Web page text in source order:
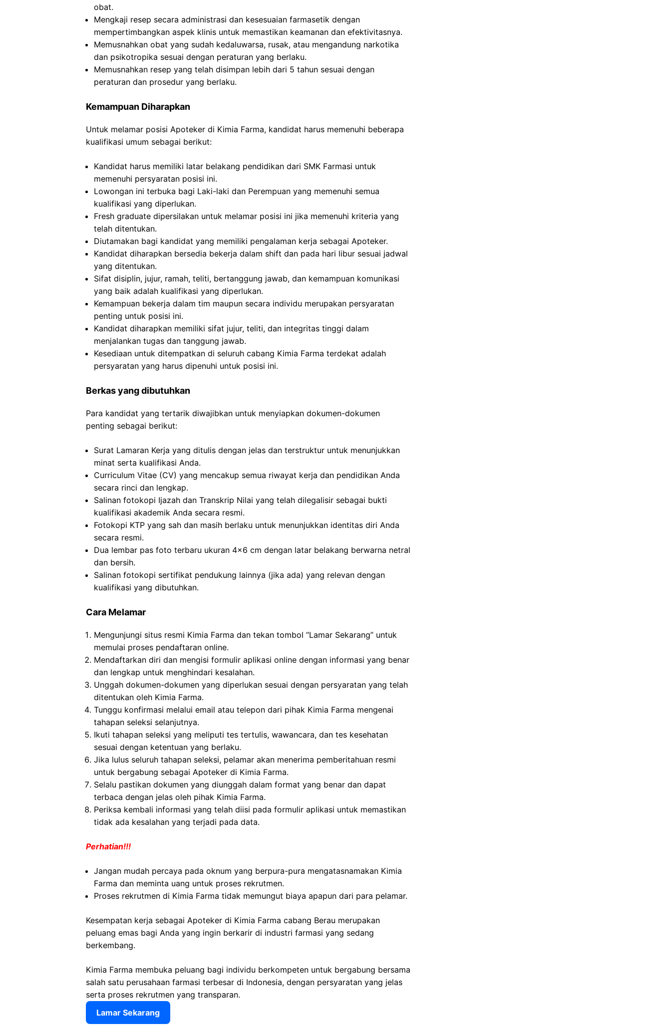
obat.
Mengkaji resep secara administrasi dan kesesuaian farmasetik dengan
mempertimbangkan aspek klinis untuk memastikan keamanan dan efektivitasnya.
Memusnahkan obat yang sudah kedaluwarsa, rusak, atau mengandung narkotika
dan psikotropika sesuai dengan peraturan yang berlaku.
Memusnahkan resep yang telah disimpan lebih dari 5 tahun sesuai dengan
peraturan dan prosedur yang berlaku.
Kemampuan Diharapkan
Untuk melamar posisi Apoteker di Kimia Farma, kandidat harus memenuhi beberapa
kualifikasi umum sebagai berikut:
Kandidat harus memiliki latar belakang pendidikan dari SMK Farmasi untuk
memenuhi persyaratan posisi ini.
Lowongan ini terbuka bagi Laki-laki dan Perempuan yang memenuhi semua
kualifikasi yang diperlukan.
Fresh graduate dipersilakan untuk melamar posisi ini jika memenuhi kriteria yang
telah ditentukan.
Diutamakan bagi kandidat yang memiliki pengalaman kerja sebagai Apoteker.
Kandidat diharapkan bersedia bekerja dalam shift dan pada hari libur sesuai jadwal
yang ditentukan.
Sifat disiplin, jujur, ramah, teliti, bertanggung jawab, dan kemampuan komunikasi
yang baik adalah kualifikasi yang diperlukan.
Kemampuan bekerja dalam tim maupun secara individu merupakan persyaratan
penting untuk posisi ini.
Kandidat diharapkan memiliki sifat jujur, teliti, dan integritas tinggi dalam
menjalankan tugas dan tanggung jawab.
Kesediaan untuk ditempatkan di seluruh cabang Kimia Farma terdekat adalah
persyaratan yang harus dipenuhi untuk posisi ini.
Berkas yang dibutuhkan
Para kandidat yang tertarik diwajibkan untuk menyiapkan dokumen-dokumen
penting sebagai berikut:
Surat Lamaran Kerja yang ditulis dengan jelas dan terstruktur untuk menunjukkan
minat serta kualifikasi Anda.
Curriculum Vitae (CV) yang mencakup semua riwayat kerja dan pendidikan Anda
secara rinci dan lengkap.
Salinan fotokopi Ijazah dan Transkrip Nilai yang telah dilegalisir sebagai bukti
kualifikasi akademik Anda secara resmi.
Fotokopi KTP yang sah dan masih berlaku untuk menunjukkan identitas diri Anda
secara resmi.
Dua lembar pas foto terbaru ukuran 4×6 cm dengan latar belakang berwarna netral
dan bersih.
Salinan fotokopi sertifikat pendukung lainnya (jika ada) yang relevan dengan
kualifikasi yang dibutuhkan.
Cara Melamar
Mengunjungi situs resmi Kimia Farma dan tekan tombol “Lamar Sekarang” untuk
memulai proses pendaftaran online.
Mendaftarkan diri dan mengisi formulir aplikasi online dengan informasi yang benar
dan lengkap untuk menghindari kesalahan.
Unggah dokumen-dokumen yang diperlukan sesuai dengan persyaratan yang telah
ditentukan oleh Kimia Farma.
Tunggu konfirmasi melalui email atau telepon dari pihak Kimia Farma mengenai
tahapan seleksi selanjutnya.
Ikuti tahapan seleksi yang meliputi tes tertulis, wawancara, dan tes kesehatan
sesuai dengan ketentuan yang berlaku.
Jika lulus seluruh tahapan seleksi, pelamar akan menerima pemberitahuan resmi
untuk bergabung sebagai Apoteker di Kimia Farma.
Selalu pastikan dokumen yang diunggah dalam format yang benar dan dapat
terbaca dengan jelas oleh pihak Kimia Farma.
Periksa kembali informasi yang telah diisi pada formulir aplikasi untuk memastikan
tidak ada kesalahan yang terjadi pada data.
Perhatian!!!
Jangan mudah percaya pada oknum yang berpura-pura mengatasnamakan Kimia
Farma dan meminta uang untuk proses rekrutmen.
Proses rekrutmen di Kimia Farma tidak memungut biaya apapun dari para pelamar.
Kesempatan kerja sebagai Apoteker di Kimia Farma cabang Berau merupakan
peluang emas bagi Anda yang ingin berkarir di industri farmasi yang sedang
berkembang.
Kimia Farma membuka peluang bagi individu berkompeten untuk bergabung bersama
salah satu perusahaan farmasi terbesar di Indonesia, dengan persyaratan yang jelas
serta proses rekrutmen yang transparan.
Lamar Sekarang